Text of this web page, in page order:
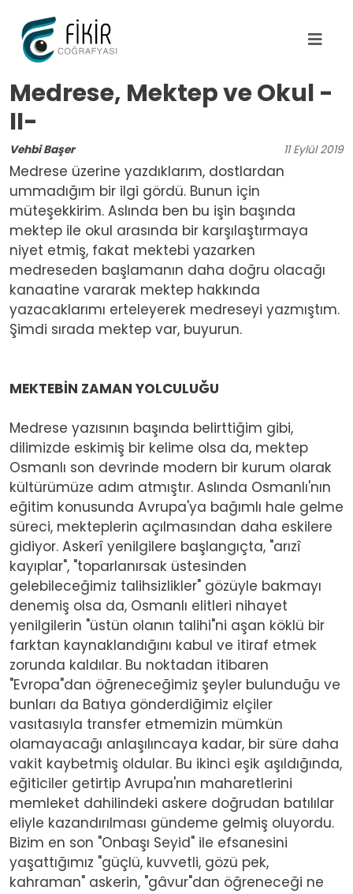
Medrese, Mektep ve Okul -
II-
Vehbi Başer 11 Eylül 2019
Medrese üzerine yazdıklarım, dostlardan
ummadığım bir ilgi gördü. Bunun için
müteşekkirim. Aslında ben bu işin başında
mektep ile okul arasında bir karşılaştırmaya
niyet etmiş, fakat mektebi yazarken
medreseden başlamanın daha doğru olacağı
kanaatine vararak mektep hakkında
yazacaklarımı erteleyerek medreseyi yazmıştım.
Şimdi sırada mektep var, buyurun.
MEKTEBİN ZAMAN YOLCULUĞU
Medrese yazısının başında belirttiğim gibi,
dilimizde eskimiş bir kelime olsa da, mektep
Osmanlı son devrinde modern bir kurum olarak
kültürümüze adım atmıştır. Aslında Osmanlı'nın
eğitim konusunda Avrupa'ya bağımlı hale gelme
süreci, mekteplerin açılmasından daha eskilere
gidiyor. Askerî yenilgilere başlangıçta, "arızî
kayıplar", "toparlanırsak üstesinden
gelebileceğimiz talihsizlikler" gözüyle bakmayı
denemiş olsa da, Osmanlı elitleri nihayet
yenilgilerin "üstün olanın talihi"ni aşan köklü bir
farktan kaynaklandığını kabul ve itiraf etmek
zorunda kaldılar. Bu noktadan itibaren
"Evropa"dan öğreneceğimiz şeyler bulunduğu ve
bunları da Batıya gönderdiğimiz elçiler
vasıtasıyla transfer etmemizin mümkün
olamayacağı anlaşılıncaya kadar, bir süre daha
vakit kaybetmiş oldular. Bu ikinci eşik aşıldığında,
eğiticiler getirtip Avrupa'nın maharetlerini
memleket dahilindeki askere doğrudan batılılar
eliyle kazandırılması gündeme gelmiş oluyordu.
Bizim en son "Onbaşı Seyid" ile efsanesini
yaşattığımız "güçlü, kuvvetli, gözü pek,
kahraman" askerin, "gâvur"dan öğreneceği ne